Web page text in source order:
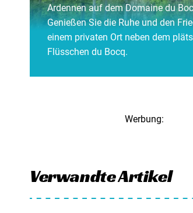
Ardennen auf dem Domaine du
Genießen Sie die Ruhe und den
einem privaten Ort neben dem
Flüsschen du Bocq.
Werbung:
Verwandte Artikel